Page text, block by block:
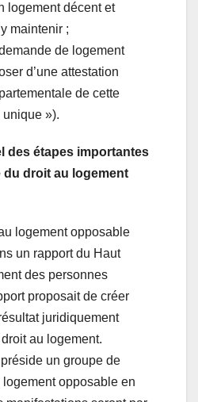
logement décent et
maintenir ;
de logement
d’une attestation
de cette
»).
des étapes importantes
du droit au logement
logement opposable
un rapport du Haut
des personnes
proposait de créer
juridiquement
au logement.
un groupe de
opposable en